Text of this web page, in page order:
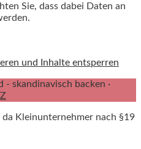
Sie, dass dabei Daten an
und Inhalte entsperren
skandinavisch backen ·
Kleinunternehmer nach §19